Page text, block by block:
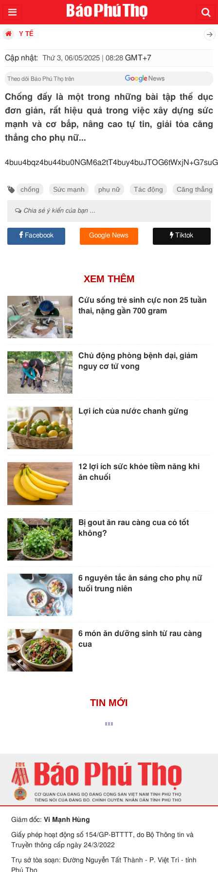
Y TẾ
Cập nhật: Thứ 3, 06/05/2025 | 08:28 GMT+7
Theo dõi Báo Phú Thọ trên
Chống đẩy là một trong những bài tập thể dục
đơn giản, rất hiệu quả trong việc xây dựng sức
mạnh và cơ bắp, nâng cao tự tin, giải tỏa căng
thẳng cho phụ nữ...
chống Sức mạnh phụ nữ Tác động Căng thẳng
Chia sẻ ý kiến của bạn ...
Facebook Google News Tiktok
XEM THÊM
Cứu sống trẻ sinh cực non 25 tuần
thai, nặng gần 700 gram
Chủ động phòng bệnh dại, giảm
nguy cơ tử vong
Lợi ích của nước chanh gừng
12 lợi ích sức khỏe tiềm năng khi
ăn chuối
Bị gout ăn rau càng cua có tốt
không?
6 nguyên tắc ăn sáng cho phụ nữ
tuổi trung niên
6 món ăn dưỡng sinh từ rau càng
cua
TIN MỚI
Giám đốc: Vi Mạnh Hùng
Giấy phép hoạt động số 154/GP-BTTTT, do Bộ Thông tin và
Truyền thông cấp ngày 24/3/2022
Trụ sở tòa soạn: Đường Nguyễn Tất Thành - P. Việt Trì - tỉnh
Phú Thọ